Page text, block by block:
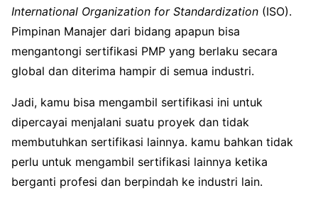
International Organization for Standardization (ISO).
Pimpinan Manajer dari bidang apapun bisa
mengantongi sertifikasi PMP yang berlaku secara
global dan diterima hampir di semua industri.
Jadi, kamu bisa mengambil sertifikasi ini untuk
dipercayai menjalani suatu proyek dan tidak
membutuhkan sertifikasi lainnya. kamu bahkan tidak
perlu untuk mengambil sertifikasi lainnya ketika
berganti profesi dan berpindah ke industri lain.